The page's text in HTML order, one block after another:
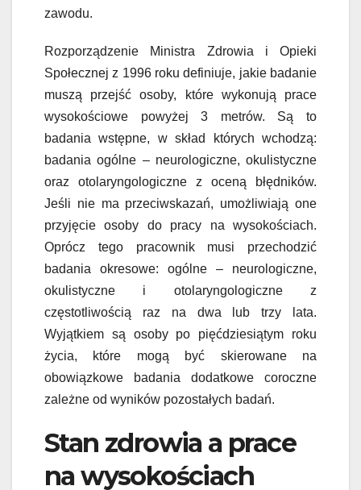
zawodu.
Rozporządzenie Ministra Zdrowia i Opieki
Społecznej z 1996 roku definiuje, jakie badanie
muszą przejść osoby, które wykonują prace
wysokościowe powyżej 3 metrów. Są to
badania wstępne, w skład których wchodzą:
badania ogólne – neurologiczne, okulistyczne
oraz otolaryngologiczne z oceną błędników.
Jeśli nie ma przeciwskazań, umożliwiają one
przyjęcie osoby do pracy na wysokościach.
Oprócz tego pracownik musi przechodzić
badania okresowe: ogólne – neurologiczne,
okulistyczne i otolaryngologiczne z
częstotliwością raz na dwa lub trzy lata.
Wyjątkiem są osoby po pięćdziesiątym roku
życia, które mogą być skierowane na
obowiązkowe badania dodatkowe coroczne
zależne od wyników pozostałych badań.
Stan zdrowia a prace
na wysokościach